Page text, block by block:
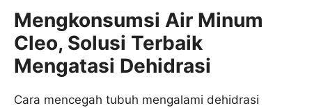
Mengkonsumsi Air Minum
Cleo, Solusi Terbaik
Mengatasi Dehidrasi
Cara mencegah tubuh mengalami dehidrasi